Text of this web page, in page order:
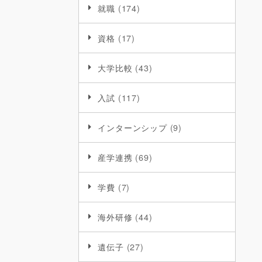
就職 (174)
資格 (17)
大学比較 (43)
入試 (117)
インターンシップ(9)
産学連携 (69)
学費 (7)
海外研修 (44)
遺伝子 (27)